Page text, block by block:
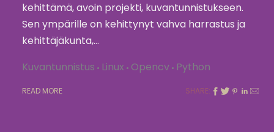
kehittämä, avoin projekti, kuvantunnistukseen.
Sen ympärille on kehittynyt vahva harrastus ja
kehittäjäkunta,…
Kuvantunnistus
Linux Opencv Python
READ MORE SHARE: